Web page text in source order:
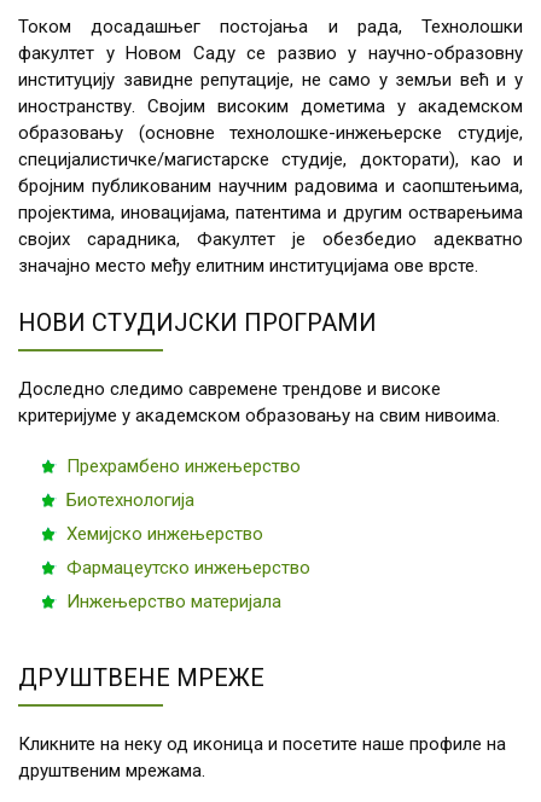
Током досадашњег постојања и рада, Технолошки
факултет у Новом Саду се развио у научно-образовну
институцију завидне репутације, не само у земљи већ и у
иностранству. Својим високим дометима у академском
образовању (основне технолошке-инжењерске студије,
специјалистичке/магистарске студије, докторати), као и
бројним публикованим научним радовима и саопштењима,
пројектима, иновацијама, патентима и другим остварењима
својих сарадника, Факултет је обезбедио адекватно
значајно место међу елитним институцијама ове врсте.
НОВИ СТУДИЈСКИ ПРОГРАМИ
Доследно следимо савремене трендове и високе
критеријуме у академском образовању на свим нивоима.
Прехрамбено инжењерство
Биотехнологија
Хемијско инжењерство
Фармацеутско инжењерство
Инжењерство материјала
ДРУШТВЕНЕ МРЕЖЕ
Кликните на неку од иконица и посетите наше профиле на
друштвеним мрежама.